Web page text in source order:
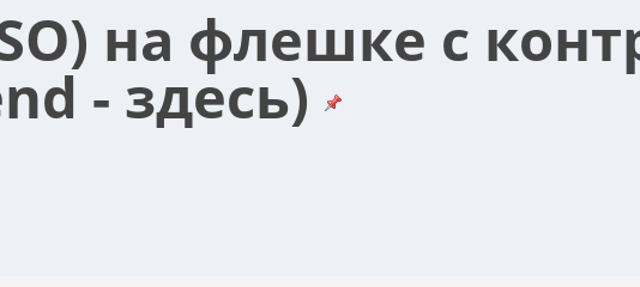
на флешке с
- здесь)